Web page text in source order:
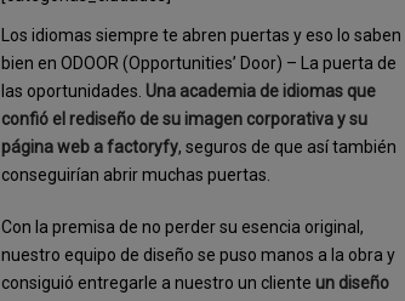
Los idiomas siempre te abren puertas y eso lo saben
bien en ODOOR (Opportunities’ Door) – La puerta de
las oportunidades. Una academia de idiomas que
confió el rediseño de su imagen corporativa y su
página web a factoryfy, seguros de que así también
conseguirían abrir muchas puertas.
Con la premisa de no perder su esencia original,
nuestro equipo de diseño se puso manos a la obra y
consiguió entregarle a nuestro un cliente un diseño